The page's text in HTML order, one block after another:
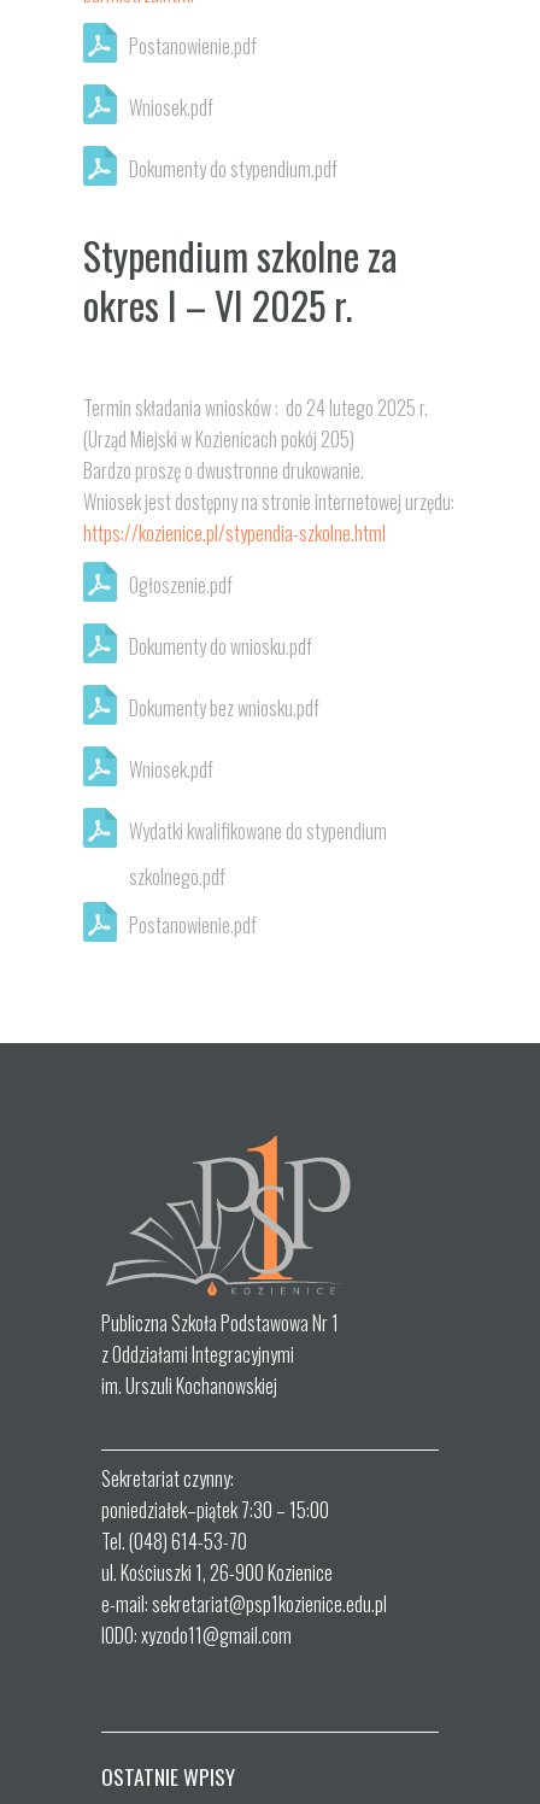
Postanowienie.pdf
Wniosek.pdf
Dokumenty do stypendium.pdf
Stypendium szkolneza
okres I – VI 2025 r.
Termin składania wniosków : do 24 lutego 2025 r.
(Urząd Miejski w Kozienicach pokój 205)
Bardzo proszę o dwustronne drukowanie.
Wniosek jest dostępny na stronie internetowej urzędu:
https://kozienice.pl/stypendia-szkolne.html
Ogłoszenie.pdf
Dokumenty do wniosku.pdf
Dokumenty bez wniosku.pdf
Wniosek.pdf
Wydatki kwalifikowane do stypendium
szkolnego.pdf
Postanowienie.pdf
Publiczna Szkoła Podstawowa Nr 1
z Oddziałami Integracyjnymi
im. Urszuli Kochanowskiej
Sekretariat czynny:
poniedziałek–piątek 7:30 – 15:00
Tel. (048) 614-53-70
ul. Kościuszki 1, 26-900 Kozienice
e-mail: sekretariat@psp1kozienice.edu.pl
IODO: xyzodo11@gmail.com
OSTATNIE WPISY